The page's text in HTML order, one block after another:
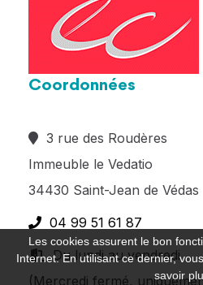
Coordonnées
3 rue des Roudères
Immeuble le Vedatio
34430 Saint-Jean de Védas
04 99 51 61 87
Du lundi au vendredi
(Mercredi fermé,
Les cookies assurent le bon
Internet. En utilisant ce dernier,
savoir